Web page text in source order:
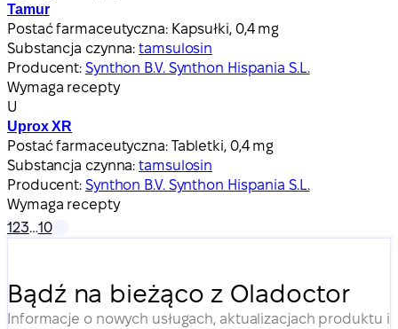
Tamur
Postać farmaceutyczna: Kapsułki, 0,4 mg
Substancja czynna:tamsulosin
Producent: Synthon B.V. Synthon Hispania S.L.
Wymaga recepty
U
Uprox XR
Postać farmaceutyczna: Tabletki, 0,4 mg
Substancja czynna:tamsulosin
Producent: Synthon B.V. Synthon Hispania S.L.
Wymaga recepty
123…10
Bądź na bieżąco z Oladoctor
Informacje o nowych usługach, aktualizacjach produktu i